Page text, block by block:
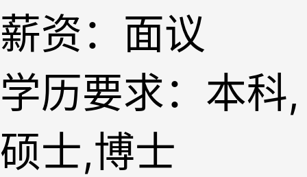
薪资：面议
学历要求：本科,
硕士,博士